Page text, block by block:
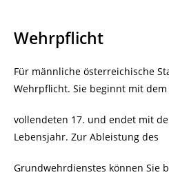
Wehrpflicht
Für männliche österreichische
Wehrpflicht. Sie beginnt mit dem
vollendeten 17. und endet mit
Lebensjahr. Zur Ableistung des
Grundwehrdienstes können Sie